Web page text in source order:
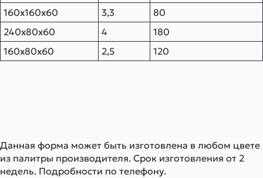
160х160х60
3,3
80
240х80х60
4
180
160х80х60
2,5 120
Данная форма может быть изготовлена в любом цвете
из палитры производителя. Срок изготовления от 2
недель. Подробности по телефону.